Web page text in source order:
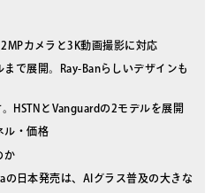
カメラと3K動画撮影に対応
で展開。Ray-Banらしいデザインも
HSTNとVanguardの2モデルを展開
ル・価格
か
の日本発売は、AIグラス普及の大きな